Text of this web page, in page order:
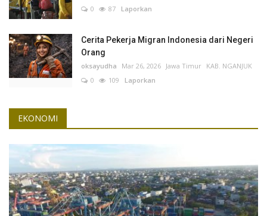
0
87 Laporkan
Cerita Pekerja Migran Indonesia dari Negeri
Orang
oksayudha Mar 26, 2026 Jawa Timur KAB. NGANJUK
0
109 Laporkan
EKONOMI